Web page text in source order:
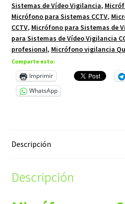
Sistemas de Vídeo Vigilancia,
Micrófono para Sistemas CCTV,
CCTV, Micrófono para Sistemas de
para Sistemas de Vídeo Vigilancia
profesional, Micrófono vigilancia
Comparte esto:
Imprimir
WhatsApp
Descripción
Descripción